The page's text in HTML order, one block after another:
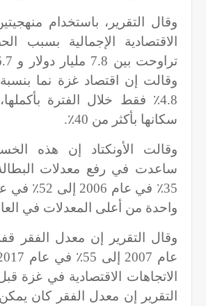
وقال التقرير، باستخدام
الاقتصادية الإجمالية بسبب
وقالت إن اقتصاد غزة نما
4.8٪ فقط خلال الفترة
سكانها بأكثر من 40٪.
وقالت الأونكتاد إن هذه
ساعدت في رفع معدلات
واحدة من أعلى المعدلات في
الاتجاهات الاقتصادية في غزة